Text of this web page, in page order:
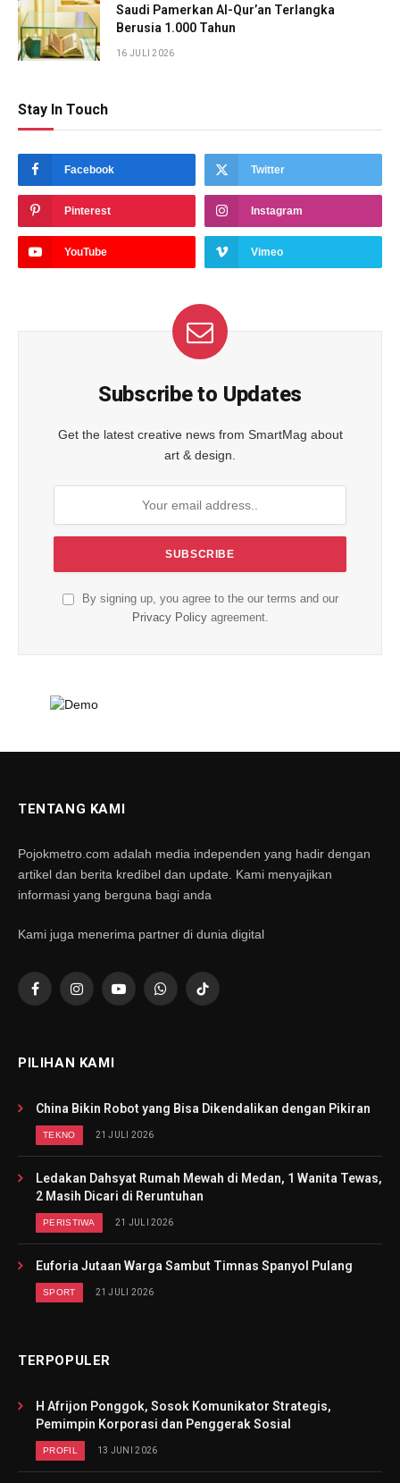
Saudi Pamerkan Al-Qur’an Terlangka
Berusia 1.000 Tahun
16 JULI 2026
Stay In Touch
Facebook Twitter
Pinterest Instagram
YouTube Vimeo
Subscribe to Updates
Get the latest creative news from SmartMag about
art & design.
By signing up, you agree to the our terms and our
Privacy Policyagreement.
TENTANG KAMI
Pojokmetro.com adalah media independen yang hadir dengan
artikel dan berita kredibel dan update. Kami menyajikan
informasi yang berguna bagi anda
Kami juga menerima partner di dunia digital
FacebookInstagramYouTubeWhatsAppTikTok
PILIHAN KAMI
China Bikin Robot yang Bisa Dikendalikan dengan Pikiran
TEKNO 21 JULI 2026
Ledakan Dahsyat Rumah Mewah di Medan, 1 Wanita Tewas,
2 Masih Dicari di Reruntuhan
PERISTIWA 21 JULI 2026
Euforia Jutaan Warga Sambut Timnas Spanyol Pulang
SPORT 21 JULI 2026
TERPOPULER
H Afrijon Ponggok, Sosok Komunikator Strategis,
Pemimpin Korporasi dan Penggerak Sosial
PROFIL 13 JUNI 2026